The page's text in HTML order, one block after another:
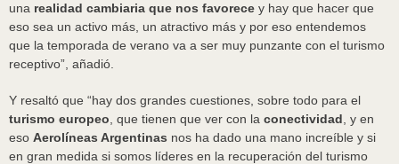
una realidad cambiaria que nos favorece y hay que hacer que
eso sea un activo más, un atractivo más y por eso entendemos
que la temporada de verano va a ser muy punzante con el turismo
receptivo”, añadió.
Y resaltó que “hay dos grandes cuestiones, sobre todo para el
turismo europeo , que tienen que ver con la conectividad , y en
eso Aerolíneas Argentinas nos ha dado una mano increíble y si
en gran medida si somos líderes en la recuperación del turismo